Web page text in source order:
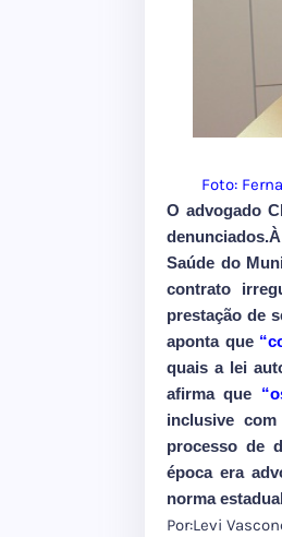
Foto:
O advogado
Saúde do
contrato
prestação de
aponta que
quais a lei
afirma que
inclusive
processo de
época era
norma
Por:Levi